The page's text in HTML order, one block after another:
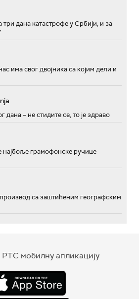
дана катастрофе у Србији, и за
има свог двојника са којим дели и
дана – не стидите се, то је здраво
најбоље грамофонске ручице
са заштићеним географским
мобилну апликацију